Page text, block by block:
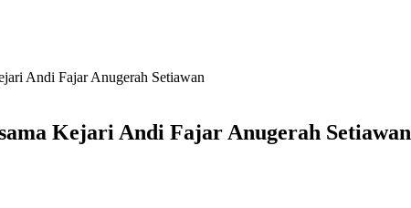
Andi Fajar Anugerah Setiawan
Kejari Andi Fajar Anugerah Setiawan